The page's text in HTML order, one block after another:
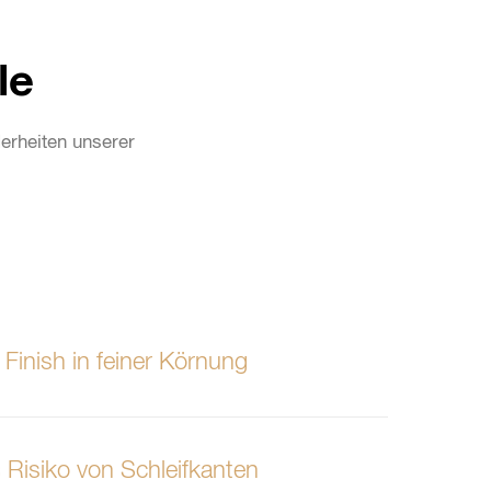
unserer
in feiner Körnung
Risiko von Schleifkanten